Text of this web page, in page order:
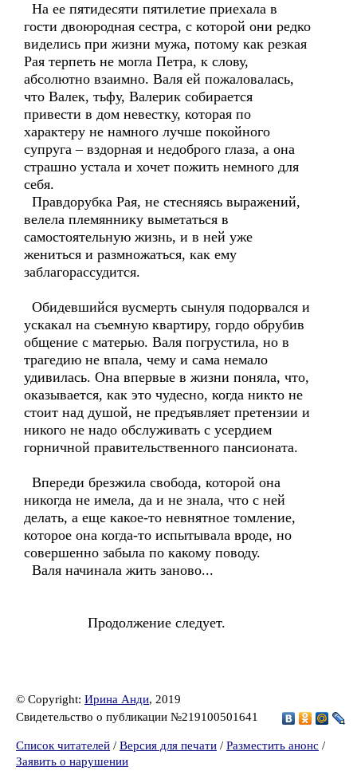
На ее пятидесяти пятилетие приехала в
гости двоюродная сестра, с которой они редко
виделись при жизни мужа, потому как резкая
Рая терпеть не могла Петра, к слову,
абсолютно взаимно. Валя ей пожаловалась,
что Валек, тьфу, Валерик собирается
привести в дом невестку, которая по
характеру не намного лучше покойного
супруга – вздорная и недоброго глаза, а она
страшно устала и хочет пожить немного для
себя.
Правдорубка Рая, не стесняясь выражений,
велела племяннику выметаться в
самостоятельную жизнь, и в ней уже
жениться и размножаться, как ему
заблагорассудится.
Обидевшийся вусмерть сынуля подорвался и
ускакал на съемную квартиру, гордо обрубив
общение с матерью. Валя погрустила, но в
трагедию не впала, чему и сама немало
удивилась. Она впервые в жизни поняла, что,
оказывается, как это чудесно, когда никто не
стоит над душой, не предъявляет претензии и
никого не надо обслуживать с усердием
горничной правительственного пансионата.
Впереди брезжила свобода, которой она
никогда не имела, да и не знала, что с ней
делать, а еще какое-то невнятное томление,
которое она когда-то испытывала вроде, но
совершенно забыла по какому поводу.
Валя начинала жить заново...
Продолжение следует.
© Copyright: Ирина Анди, 2019
Свидетельство о публикации №219100501641
Список читателей / Версия для печати / Разместить анонс /
Заявить о нарушении